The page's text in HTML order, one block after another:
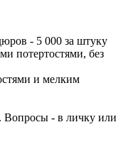
- 5 000 за штуку
потертостями, без
и мелким
- в личку или